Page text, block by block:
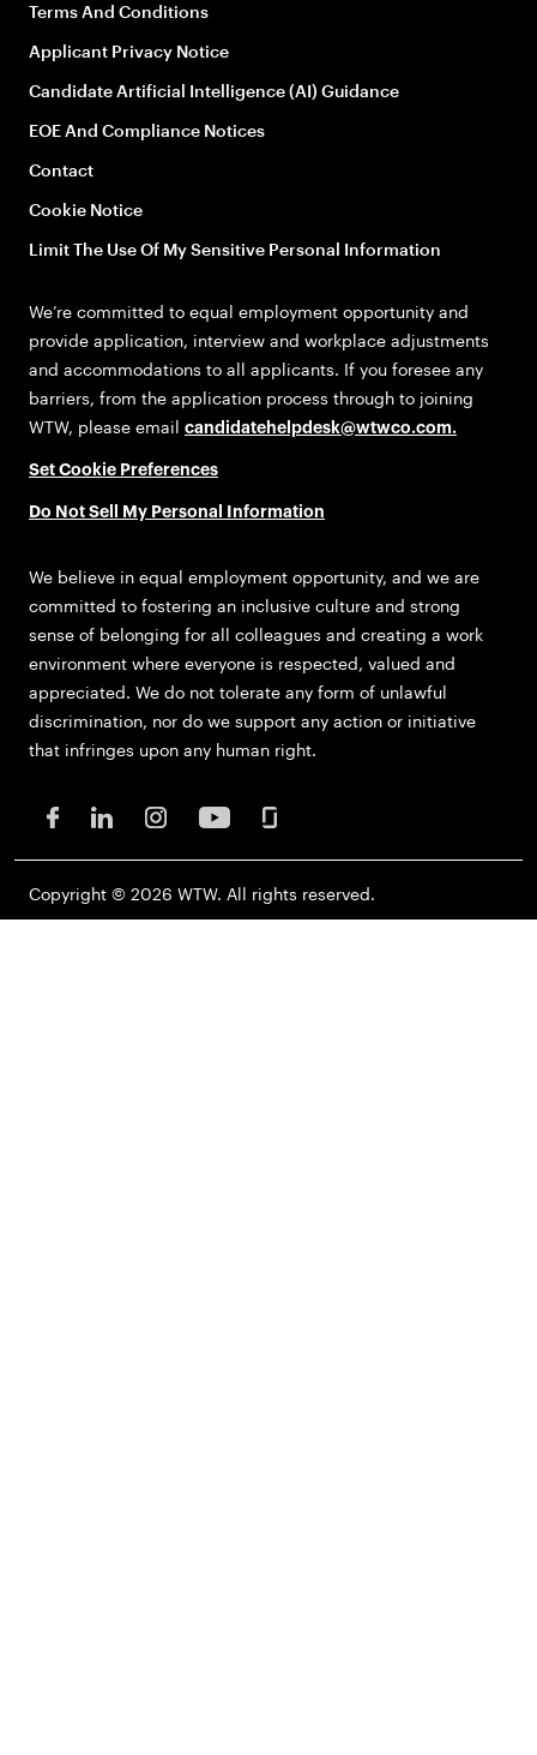
Terms And Conditions
Applicant Privacy Notice
Candidate Artificial Intelligence (AI) Guidance
EOE And Compliance Notices
Contact
Cookie Notice
Limit The Use Of My Sensitive Personal Information
We’re committed to equal employment opportunity and
provide application, interview and workplace adjustments
and accommodations to all applicants. If you foresee any
barriers, from the application process through to joining
WTW, please email candidatehelpdesk@wtwco.com.
Set Cookie Preferences
Do Not Sell My Personal Information
We believe in equal employment opportunity, and we are
committed to fostering an inclusive culture and strong
sense of belonging for all colleagues and creating a work
environment where everyone is respected, valued and
appreciated. We do not tolerate any form of unlawful
discrimination, nor do we support any action or initiative
that infringes upon any human right.
Copyright © 2026 WTW. All rights reserved.